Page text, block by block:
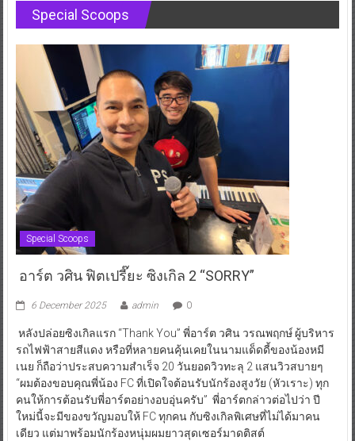
Special Scoops
Special Scoops
อาร์ต วศิน ฟิตเปรี๊ยะ ซิงเกิล 2 “SORRY”
6 December 2025 admin 0
หลังปล่อยซิงเกิลแรก “Thank You” พี่อาร์ต วศิน วรณพฤกษ์ ผู้บริหาร
รถไฟฟ้าสายสีแดง หรือที่หลายคนคุ้นเคยในนามแด็ดดี้ของน้องหมี
เนย ก็ถือว่าประสบความสำเร็จ 20 วันยอดวิวทะลุ 2 แสนวิวสบายๆ
“ผมต้องขอบคุณพี่น้อง FC ที่เปิดใจต้อนรับนักร้องสูงวัย (หัวเราะ) ทุก
คนให้การต้อนรับพี่อาร์ตอย่างอบอุ่นครับ” พี่อาร์ตกล่าวต่อไปว่า ปี
ใหม่นี้จะมีของขวัญมอบให้ FC ทุกคน กับซิงเกิลพิเศษที่ไม่ได้มาคน
เดียว แต่มาพร้อมนักร้องหนุ่มผมยาวสุดเซอร์มาดติสต์